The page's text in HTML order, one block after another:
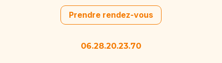
Prendre rendez-vous
06.28.20.23.70